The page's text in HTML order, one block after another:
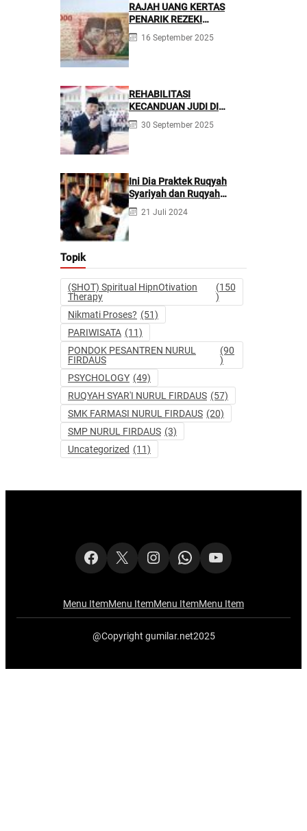
RAJAH UANG KERTAS
PENARIK REZEKI
BERLIMPAH
16 September 2025
REHABILITASI
KECANDUAN JUDI DI
PONPES NURUL FIRDAUS ||
Kecanduan Judi
30 September 2025
Ini Dia Praktek Ruqyah
Syariyah dan Ruqyah
Syetan Menurut Dr Gumilar
21 Juli 2024
Topik
(SHOT) Spiritual HipnOtivation
Therapy
(150
)
Nikmati Proses? (51)
PARIWISATA (11)
PONDOK PESANTREN NURUL
FIRDAUS
(90
)
PSYCHOLOGY (49)
RUQYAH SYAR'I NURUL FIRDAUS (57)
SMK FARMASI NURUL FIRDAUS (20)
SMP NURUL FIRDAUS (3)
Uncategorized (11)
Facebook
X Instagram
WhatsApp
YouTube
Menu ItemMenu ItemMenu ItemMenu Item
@Copyright gumilar.net2025